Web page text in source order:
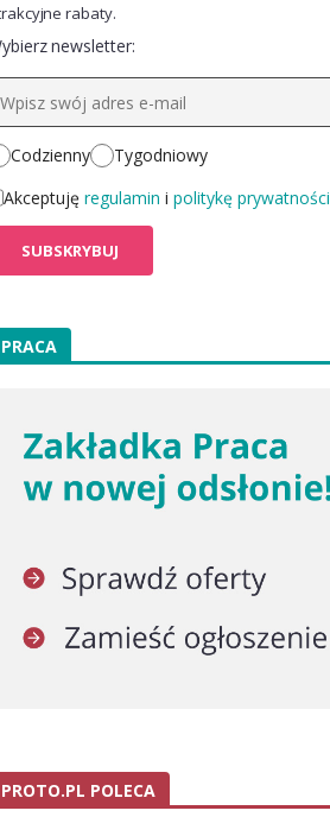
rabaty.
newsletter:
Codzienny
Tygodniowy
Akceptuję regulamin i politykę prywatności
PRACA
PROTO.PL POLECA